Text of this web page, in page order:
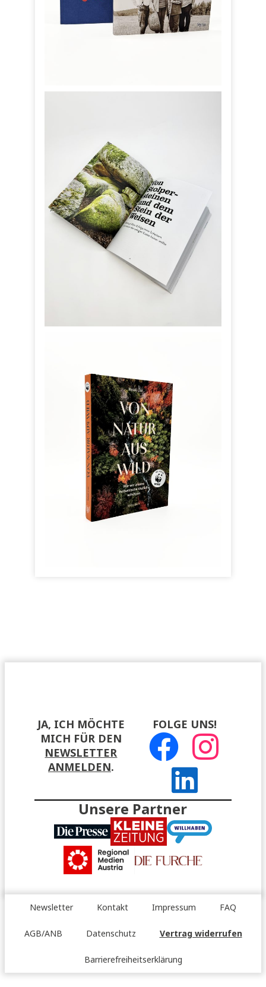
JA, ICH MÖCHTE
MICH FÜR DEN
NEWSLETTER
ANMELDEN.
FOLGE UNS!
Unsere Partner
Newsletter Kontakt Impressum FAQ
AGB/ANB Datenschutz Vertrag widerrufen
Barrierefreiheitserklärung